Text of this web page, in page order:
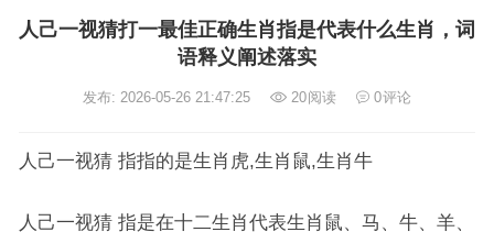
人己一视猜打一最佳正确生肖指是代表什么生肖，词
语释义阐述落实
发布: 2026-05-26 21:47:25 20阅读 0评论
人己一视猜 指指的是生肖虎,生肖鼠,生肖牛
人己一视猜 指是在十二生肖代表生肖鼠、马、牛、羊、